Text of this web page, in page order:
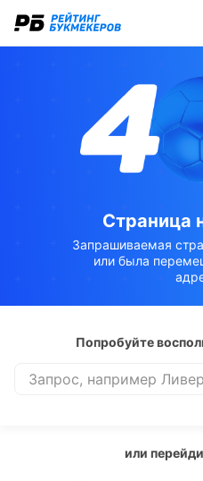
Страница
Запрашиваемая
или была
Попробуйте
или